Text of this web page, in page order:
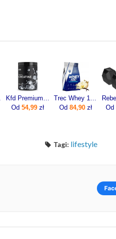
Od 54,99 zł
Od 84,90 zł
Od
Tagi: lifestyle